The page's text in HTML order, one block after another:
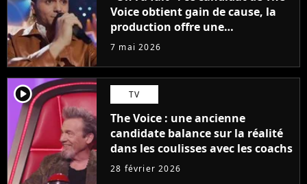
Voice obtient gain de cause, la
production offre une
compensation à tous les talents
7 mai 2026
player2 TV
The Voice : une ancienne
candidate balance sur la réalité
dans les coulisses avec les coachs
28 février 2026